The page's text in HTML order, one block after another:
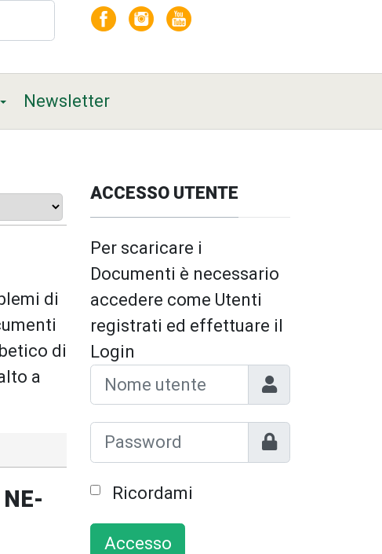
Newsletter
di
di
a
ACCESSO UTENTE
Per scaricare i
Documenti è necessario
accedere come Utenti
registrati ed effettuare il
Login
Nome utente
Mostra
Ricordami
Accesso